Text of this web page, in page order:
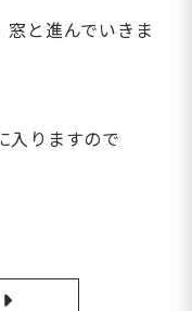
窓と進んでいきま
入りますので